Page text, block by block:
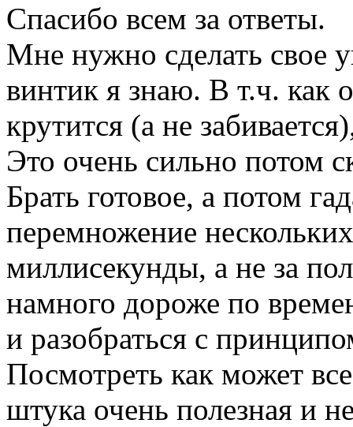
Спасибо всем за ответы.
Мне нужно сделать
винтик я знаю. В т.ч. как
крутится (а не
Это очень сильно потом
Брать готовое, а потом
перемножение
миллисекунды, а не за
намного дороже по
и разобраться с
Посмотреть как может
штука очень полезная и